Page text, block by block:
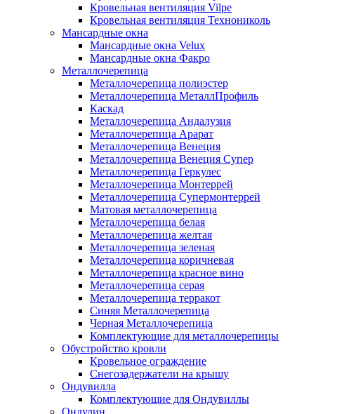
Кровельная вентиляция Vilpe
Кровельная вентиляция Технониколь
Мансардные окна
Мансардные окна Velux
Мансардные окна Факро
Металлочерепица
Металлочерепица полиэстер
Металлочерепица МеталлПрофиль
Каскад
Металлочерепица Андалузия
Металлочерепица Арарат
Металлочерепица Венеция
Металлочерепица Венеция Супер
Металлочерепица Геркулес
Металлочерепица Монтеррей
Металлочерепица Супермонтеррей
Матовая металлочерепица
Металлочерепица белая
Металлочерепица желтая
Металлочерепица зеленая
Металлочерепица коричневая
Металлочерепица красное вино
Металлочерепица серая
Металлочерепица терракот
Синяя Металлочерепица
Черная Металлочерепица
Комплектующие для металлочерепицы
Обустройство кровли
Кровельное ограждение
Снегозадержатели на крышу
Ондувилла
Комплектующие для Ондувиллы
Ондулин